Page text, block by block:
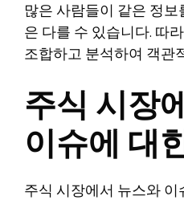
많은 사람들이 같은 정
은 다를 수 있습니다. 따
조합하고 분석하여 객관
주식 시장
이슈에 대
주식 시장에서 뉴스와